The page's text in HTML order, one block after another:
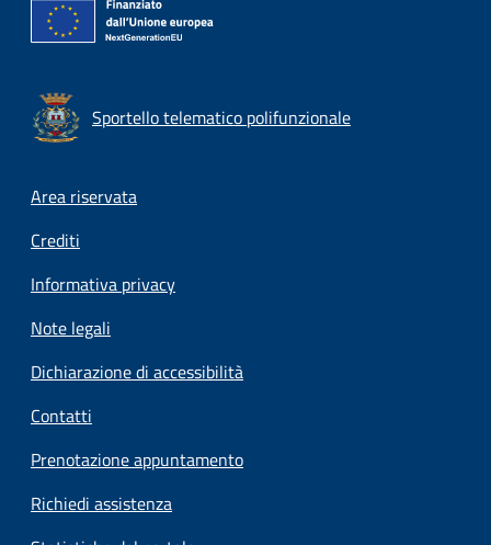
Sportello telematico polifunzionale
Footer menu
Area riservata
Crediti
Informativa privacy
Note legali
Dichiarazione di accessibilità
Contatti
Prenotazione appuntamento
Richiedi assistenza